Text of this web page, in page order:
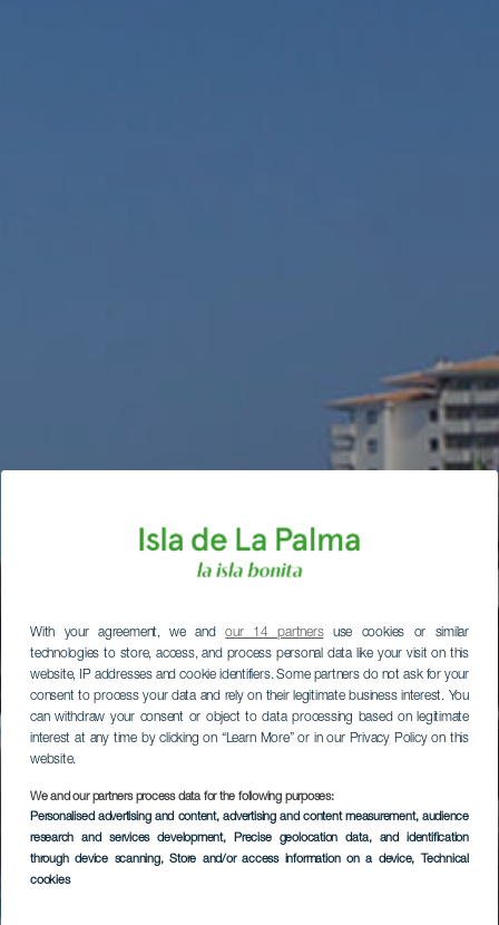
With your agreement, we andour 14 partnersuse cookies or similar
technologies to store, access, and process personal data like your visit on this
website, IP addresses and cookie identifiers. Some partners do not ask for your
consent to process your data and rely on their legitimate business interest. You
can withdraw your consent or object to data processing based on legitimate
interest at any time by clicking on “Learn More” or in our Privacy Policy on this
website.
We and our partners process data for the following purposes:
Personalised advertising and content, advertising and content measurement, audience
research and services development, Precise geolocation data, and identification
through device scanning, Store and/or access information on a device, Technical
cookies